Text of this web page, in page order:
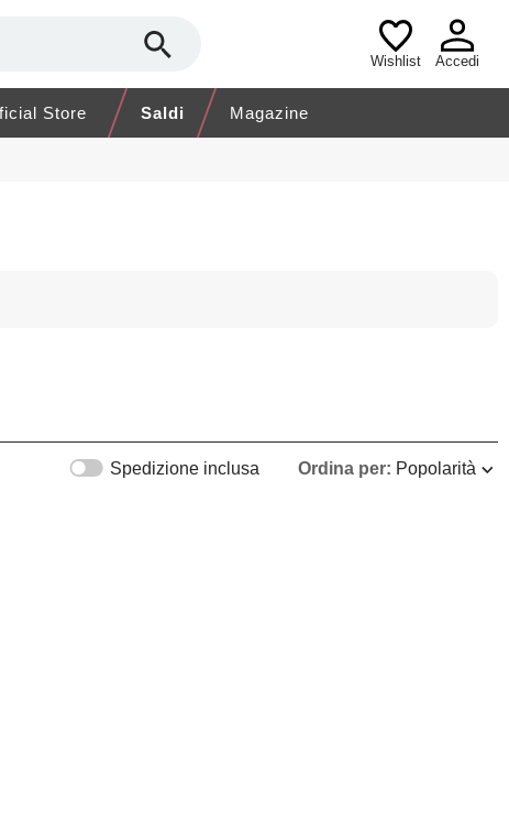
Wishlist Accedi
Store Saldi Magazine
Ordina per: Popolarità
Spedizione inclusa